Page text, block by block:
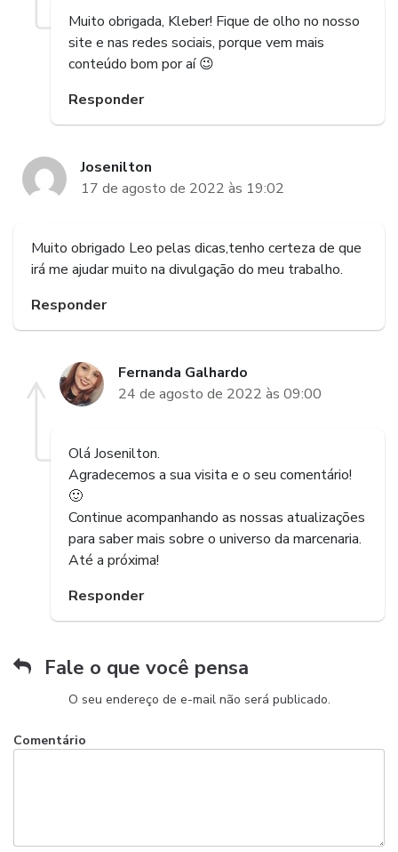
Muito obrigada, Kleber! Fique de olho no nosso
site e nas redes sociais, porque vem mais
conteúdo bom por aí 😉
Responder
Josenilton
17 de agosto de 2022 às 19:02
Muito obrigado Leo pelas dicas,tenho certeza de que
irá me ajudar muito na divulgação do meu trabalho.
Responder
Fernanda Galhardo
24 de agosto de 2022 às 09:00
Olá Josenilton.
Agradecemos a sua visita e o seu comentário!
🙂
Continue acompanhando as nossas atualizações
para saber mais sobre o universo da marcenaria.
Até a próxima!
Responder
Fale o que você pensa
O seu endereço de e-mail não será publicado.
Comentário